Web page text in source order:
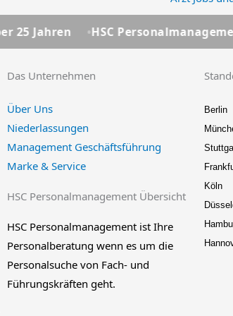
HSC Personalmanagement - Ihre
Das Unternehmen
Über Uns
Niederlassungen
Management Geschäftsführung
Marke & Service
HSC Personalmanagement Übersicht
HSC Personalmanagement ist Ihre
Personalberatung wenn es um die
Personalsuche von Fach- und
Führungskräften geht.
Berlin
Köln